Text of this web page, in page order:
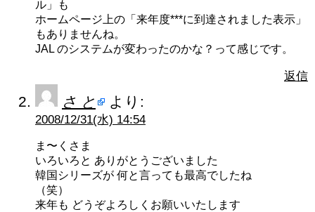
ル」も
ホームページ上の「来年度***に到達されました表示」
もありませんね。
JAL のシステムが変わったのかな？って感じです。
返信
さ と より:
2008/12/31(水) 14:54
ま〜くさま
いろいろと ありがとうございました
韓国シリーズが 何と言っても最高でしたね
（笑）
来年も どうぞよろしくお願いいたします